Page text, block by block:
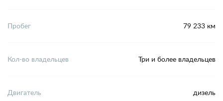
Пробег 79 233 км
Кол-во владельцев Три и более владельцев
Двигатель дизель